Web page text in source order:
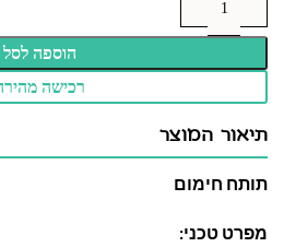
הוספה לסל
רכישה
תיאור המוצר
תותח חימום
מפרט טכני: